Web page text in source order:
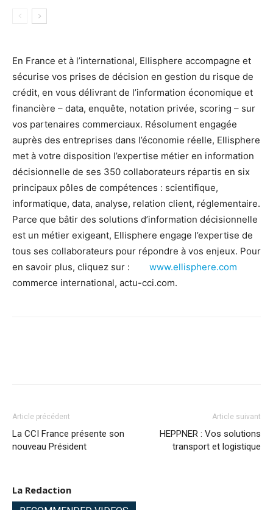
En France et à l’international, Ellisphere accompagne et
sécurise vos prises de décision en gestion du risque de
crédit, en vous délivrant de l’information économique et
financière – data, enquête, notation privée, scoring – sur
vos partenaires commerciaux. Résolument engagée
auprès des entreprises dans l’économie réelle, Ellisphere
met à votre disposition l’expertise métier en information
décisionnelle de ses 350 collaborateurs répartis en six
principaux pôles de compétences : scientifique,
informatique, data, analyse, relation client, réglementaire.
Parce que bâtir des solutions d’information décisionnelle
est un métier exigeant, Ellisphere engage l’expertise de
tous ses collaborateurs pour répondre à vos enjeux. Pour
en savoir plus, cliquez sur : www.ellisphere.com
commerce international, actu-cci.com.
Article précédent
La CCI France présente son
nouveau Président
Article suivant
HEPPNER : Vos solutions
transport et logistique
La Redaction